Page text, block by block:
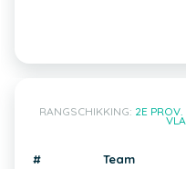
RANGSCHIKKING: 2E
# Team